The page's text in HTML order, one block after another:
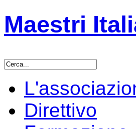
Maestri
Direttivo